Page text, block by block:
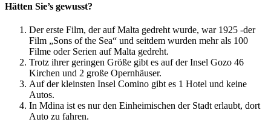
Hätten Sie’s gewusst?
Der erste Film, der auf Malta gedreht wurde, war 1925 -der
Film „Sons of the Sea“ und seitdem wurden mehr als 100
Filme oder Serien auf Malta gedreht.
Trotz ihrer geringen Größe gibt es auf der Insel Gozo 46
Kirchen und 2 große Opernhäuser.
Auf der kleinsten Insel Comino gibt es 1 Hotel und keine
Autos.
In Mdina ist es nur den Einheimischen der Stadt erlaubt, dort
Auto zu fahren.